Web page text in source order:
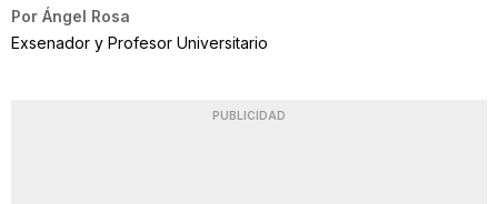
Por Ángel Rosa
Exsenador y Profesor Universitario
PUBLICIDAD